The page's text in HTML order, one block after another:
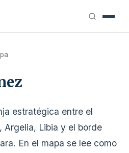
estratégica entre el
Argelia, Libia y el borde
En el mapa se lee como